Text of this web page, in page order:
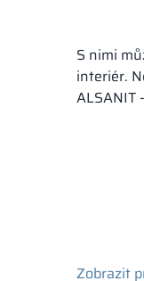
S nimi
interiér.
ALSANIT
Zobrazit